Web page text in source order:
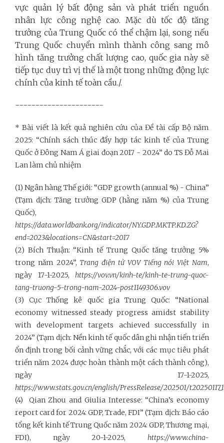
vực quản lý bất động sản và phát triển nguồn
nhân lực công nghệ cao. Mặc dù tốc độ tăng
trưởng của Trung Quốc có thể chậm lại, song nếu
Trung Quốc chuyển mình thành công sang mô
hình tăng trưởng chất lượng cao, quốc gia này sẽ
tiếp tục duy trì vị thế là một trong những động lực
chính của kinh tế toàn cầu./.
----------------------
* Bài viết là kết quả nghiên cứu của Đề tài cấp Bộ năm
2025: “Chính sách thúc đẩy hợp tác kinh tế của Trung
Quốc ở Đông Nam Á giai đoạn 2017 - 2024” do TS Đỗ Mai
Lan làm chủ nhiệm
(1) Ngân hàng Thế giới: “GDP growth (annual %) - China”
(Tạm dịch: Tăng trưởng GDP (hằng năm %) của Trung
Quốc),
https://data.worldbank.org/indicator/NY.GDP.MKTP.KD.ZG?
end=2023&locations=CN&start=2017
(2) Bích Thuận: “Kinh tế Trung Quốc tăng trưởng 5%
trong năm 2024”, Trang điện tử VOV Tiếng nói Việt Nam,
ngày 17-1-2025, https://vov.vn/kinh-te/kinh-te-trung-quoc-
tang-truong-5-trong-nam-2024-post1149306.vov
(3) Cục Thống kê quốc gia Trung Quốc: “National
economy witnessed steady progress amidst stability
with development targets achieved successfully in
2024” (Tạm dịch: Nền kinh tế quốc dân ghi nhận tiến triển
ổn định trong bối cảnh vững chắc, với các mục tiêu phát
triển năm 2024 được hoàn thành một cách thành công),
ngày 17-1-2025,
https://www.stats.gov.cn/english/PressRelease/202501/
(4) Qian Zhou and Giulia Interesse: “China’s economy
report card for 2024: GDP, Trade, FDI” (Tạm dịch: Báo cáo
tổng kết kinh tế Trung Quốc năm 2024: GDP, Thương mại,
FDI), ngày 20-1-2025, https://www.china-